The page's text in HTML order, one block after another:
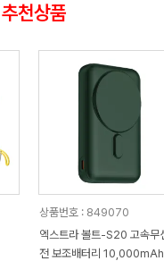
추천상품
상품번호 : 849070
엑스트라 볼트-S20 고속무
전 보조배터리 10,000mAh